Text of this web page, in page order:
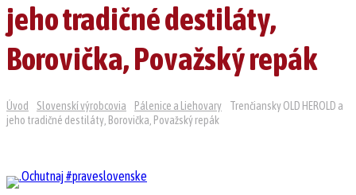
jeho tradičné destiláty,
Borovička, Považský repák
Úvod Slovenskí výrobcovia Pálenice a Liehovary
Trenčiansky OLD HEROLD a
jeho tradičné destiláty, Borovička, Považský repák